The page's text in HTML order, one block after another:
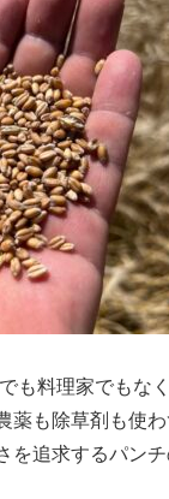
も料理家でもな
薬も除草剤も使
を追求するパン